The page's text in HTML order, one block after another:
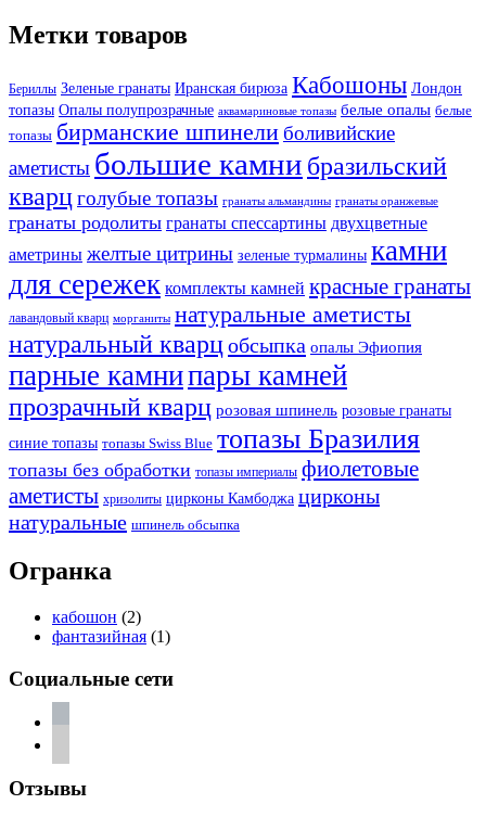
Метки товаров
Бериллы Зеленые гранаты Иранская бирюза Кабошоны Лондон
топазы Опалы полупрозрачные аквамариновые топазы белые опалы белые
топазы бирманские шпинелиболивийские
аметисты большие камни бразильский
кварцголубые топазы гранаты альмандины гранаты оранжевые
гранаты родолиты гранаты спессартины двухцветные
аметрины желтые цитрины зеленые турмалины камни
для сережек комплекты камней красные гранаты
лавандовый кварц морганиты натуральные аметисты
натуральный кварцобсыпка опалы Эфиопия
парные камнипары камней
прозрачный кварц розовая шпинель розовые гранаты
синие топазы топазы Swiss Blue топазы Бразилия
топазы без обработки топазы империалы фиолетовые
аметисты хризолиты цирконы Камбоджа цирконы
натуральные шпинель обсыпка
Огранка
кабошон (2)
фантазийная (1)
Социальные сети
Отзывы